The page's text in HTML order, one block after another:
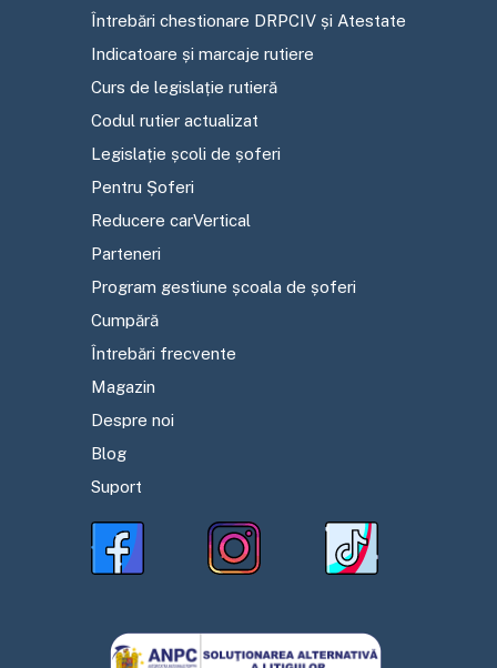
Întrebări chestionare DRPCIV și Atestate
Indicatoare și marcaje rutiere
Curs de legislație rutieră
Codul rutier actualizat
Legislație școli de șoferi
Pentru Șoferi
Reducere carVertical
Parteneri
Program gestiune școala de șoferi
Cumpără
Întrebări frecvente
Magazin
Despre noi
Blog
Suport